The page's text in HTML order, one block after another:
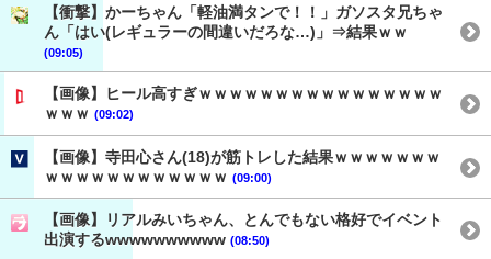
【衝撃】かーちゃん「軽油満タンで！！」ガソスタ兄ちゃ
ん「はい(レギュラーの間違いだろな…)」⇒結果ｗｗ
(09:05)
【画像】ヒール高すぎｗｗｗｗｗｗｗｗｗｗｗｗｗｗｗｗ
ｗｗｗ (09:02)
【画像】寺田心さん(18)が筋トレした結果ｗｗｗｗｗｗｗ
ｗｗｗｗｗｗｗｗｗｗｗｗ (09:00)
【画像】リアルみいちゃん、とんでもない格好でイベント
出演するwwwwwwwwww (08:50)